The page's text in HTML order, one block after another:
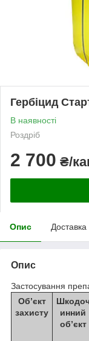
Гербіцид
В наявності
Роздріб
2 700 ₴/
Опис Доставка
Опис
Застосування
Об’єкт
захисту
инний
об’єкт